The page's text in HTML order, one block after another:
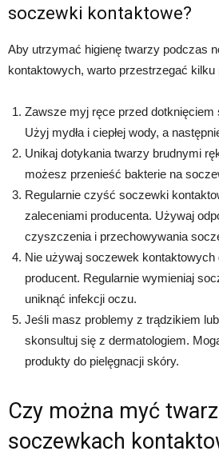
soczewki kontaktowe?
Aby utrzymać higienę twarzy podczas
kontaktowych, warto przestrzegać kilku
Zawsze myj ręce przed
Użyj mydła i ciepłej wody, a
Unikaj dotykania twarzy brudnymi
możesz przenieść bakterie na
Regularnie czyść soczewki
zaleceniami producenta. Używaj
czyszczenia i przechowywania
Nie używaj soczewek kontaktowych
producent. Regularnie wymieniaj
uniknąć infekcji oczu.
Jeśli masz problemy z trądzikiem
skonsultuj się z dermatologiem.
produkty do pielęgnacji skóry.
Czy można myć
soczewkach